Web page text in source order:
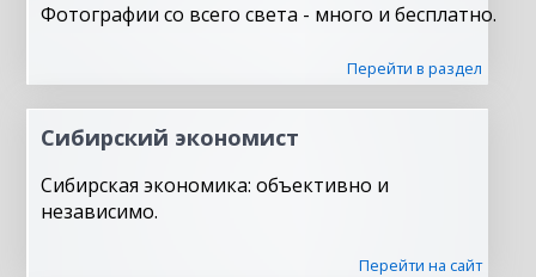
Фотографии со всего света - много и бесплатно.
Перейти в раздел
Сибирский экономист
Сибирская экономика: объективно и
независимо.
Перейти на сайт